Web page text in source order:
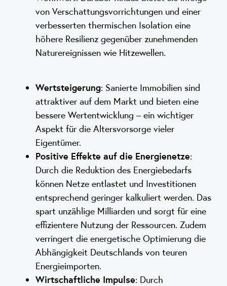
von Verschattungsvorrichtungen und einer
verbesserten thermischen Isolation eine
höhere Resilienz gegenüber zunehmenden
Naturereignissen wie Hitzewellen.
Wertsteigerung: Sanierte Immobilien sind
attraktiver auf dem Markt und bieten eine
bessere Wertentwicklung – ein wichtiger
Aspekt für die Altersvorsorge vieler
Eigentümer.
Positive Effekte auf die Energienetze:
Durch die Reduktion des Energiebedarfs
können Netze entlastet und Investitionen
entsprechend geringer kalkuliert werden. Das
spart unzählige Milliarden und sorgt für eine
effizientere Nutzung der Ressourcen. Zudem
verringert die energetische Optimierung die
Abhängigkeit Deutschlands von teuren
Energieimporten.
Wirtschaftliche Impulse: Durch